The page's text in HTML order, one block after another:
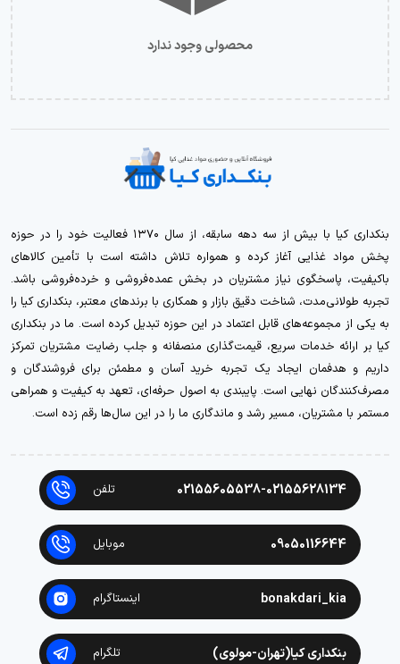
محصولی وجود ندارد
بنکداری کیا با بیش از سه دهه سابقه، از سال ۱۳۷۰ فعالیت خود را در حوزه
پخش مواد غذایی آغاز کرده و همواره تلاش داشته است با تأمین کالاهای
باکیفیت، پاسخگوی نیاز مشتریان در بخش عمده‌فروشی و خرده‌فروشی باشد.
تجربه طولانی‌مدت، شناخت دقیق بازار و همکاری با برندهای معتبر، بنکداری کیا را
به یکی از مجموعه‌های قابل اعتماد در این حوزه تبدیل کرده است. ما در بنکداری
کیا بر ارائه خدمات سریع، قیمت‌گذاری منصفانه و جلب رضایت مشتریان تمرکز
داریم و هدفمان ایجاد یک تجربه خرید آسان و مطمئن برای فروشندگان و
مصرف‌کنندگان نهایی است. پایبندی به اصول حرفه‌ای، تعهد به کیفیت و همراهی
مستمر با مشتریان، مسیر رشد و ماندگاری ما را در این سال‌ها رقم زده است.
02155605538-02155628134 تلفن
09050116644 موبایل
bonakdari_kia اینستاگرام
بنکداری کیا(تهران-مولوی) تلگرام